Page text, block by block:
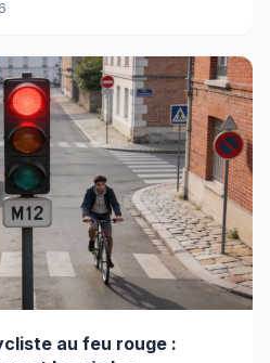
au feu rouge :